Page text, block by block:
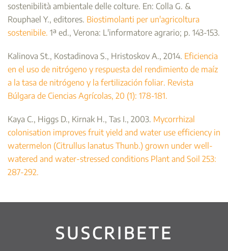
sostenibilità ambientale delle colture. En: Colla G. &
Rouphael Y., editores. Biostimolanti per un'agricoltura
sostenibile. 1ª ed., Verona: L'informatore agrario; p. 143-153.
Kalinova St., Kostadinova S., Hristoskov A., 2014. Eficiencia
en el uso de nitrógeno y respuesta del rendimiento de maíz
a la tasa de nitrógeno y la fertilización foliar. Revista
Búlgara de Ciencias Agrícolas, 20 (1): 178-181.
Kaya C., Higgs D., Kirnak H., Tas I., 2003. Mycorrhizal
colonisation improves fruit yield and water use efficiency in
watermelon (Citrullus lanatus Thunb.) grown under well-
watered and water-stressed conditions Plant and Soil 253:
287-292.
SUSCRIBETE